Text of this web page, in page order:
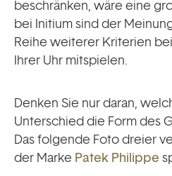
beschränken, wäre eine
bei Initium sind der
Reihe weiterer Kriterien
Ihrer Uhr mitspielen.
Denken Sie nur daran,
Unterschied die Form des
Das folgende Foto dreier
der Marke Patek Philippe